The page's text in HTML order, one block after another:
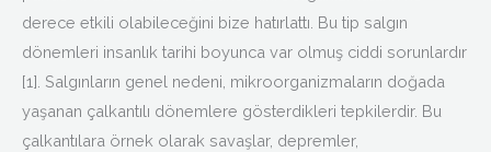
derece etkili olabileceğini bize hatırlattı. Bu tip salgın
dönemleri insanlık tarihi boyunca var olmuş ciddi sorunlardır
[1]. Salgınların genel nedeni, mikroorganizmaların doğada
yaşanan çalkantılı dönemlere gösterdikleri tepkilerdir. Bu
çalkantılara örnek olarak savaşlar, depremler,